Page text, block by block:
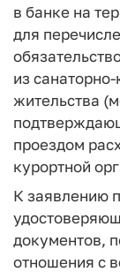
в банке на
для
из
жительства
проездом
курортной
К заявлению
документов,
отношения с